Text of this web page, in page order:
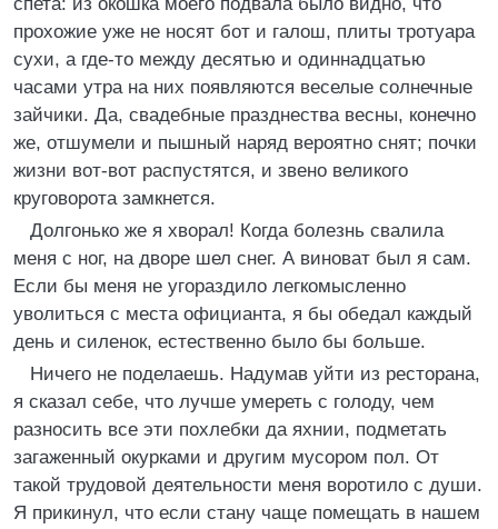
прохожие уже не носят бот и галош, плиты тротуара
сухи, а где-то между десятью и одиннадцатью
часами утра на них появляются веселые солнечные
зайчики. Да, свадебные празднества весны, конечно
же, отшумели и пышный наряд вероятно снят; почки
жизни вот-вот распустятся, и звено великого
круговорота замкнется.
Долгонько же я хворал! Когда болезнь свалила
меня с ног, на дворе шел снег. А виноват был я сам.
Если бы меня не угораздило легкомысленно
уволиться с места официанта, я бы обедал каждый
день и силенок, естественно было бы больше.
Ничего не поделаешь. Надумав уйти из ресторана,
я сказал себе, что лучше умереть с голоду, чем
разносить все эти похлебки да яхнии, подметать
загаженный окурками и другим мусором пол. От
такой трудовой деятельности меня воротило с души.
Я прикинул, что если стану чаще помещать в нашем